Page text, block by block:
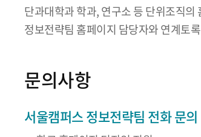
단과대학과 학과, 연구소 등 단위조직
정보전략팀 홈페이지 담당자와 연계토
문의사항
서울캠퍼스 정보전략팀 전화